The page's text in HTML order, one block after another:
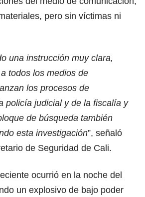
pero sin víctimas ni
una instrucción muy clara,
todos los medios de
los procesos de
policía judicial y de la fiscalía y
de búsqueda también
esta investigación”, señaló
de Seguridad de Cali.
ocurrió en la noche del
un explosivo de bajo poder